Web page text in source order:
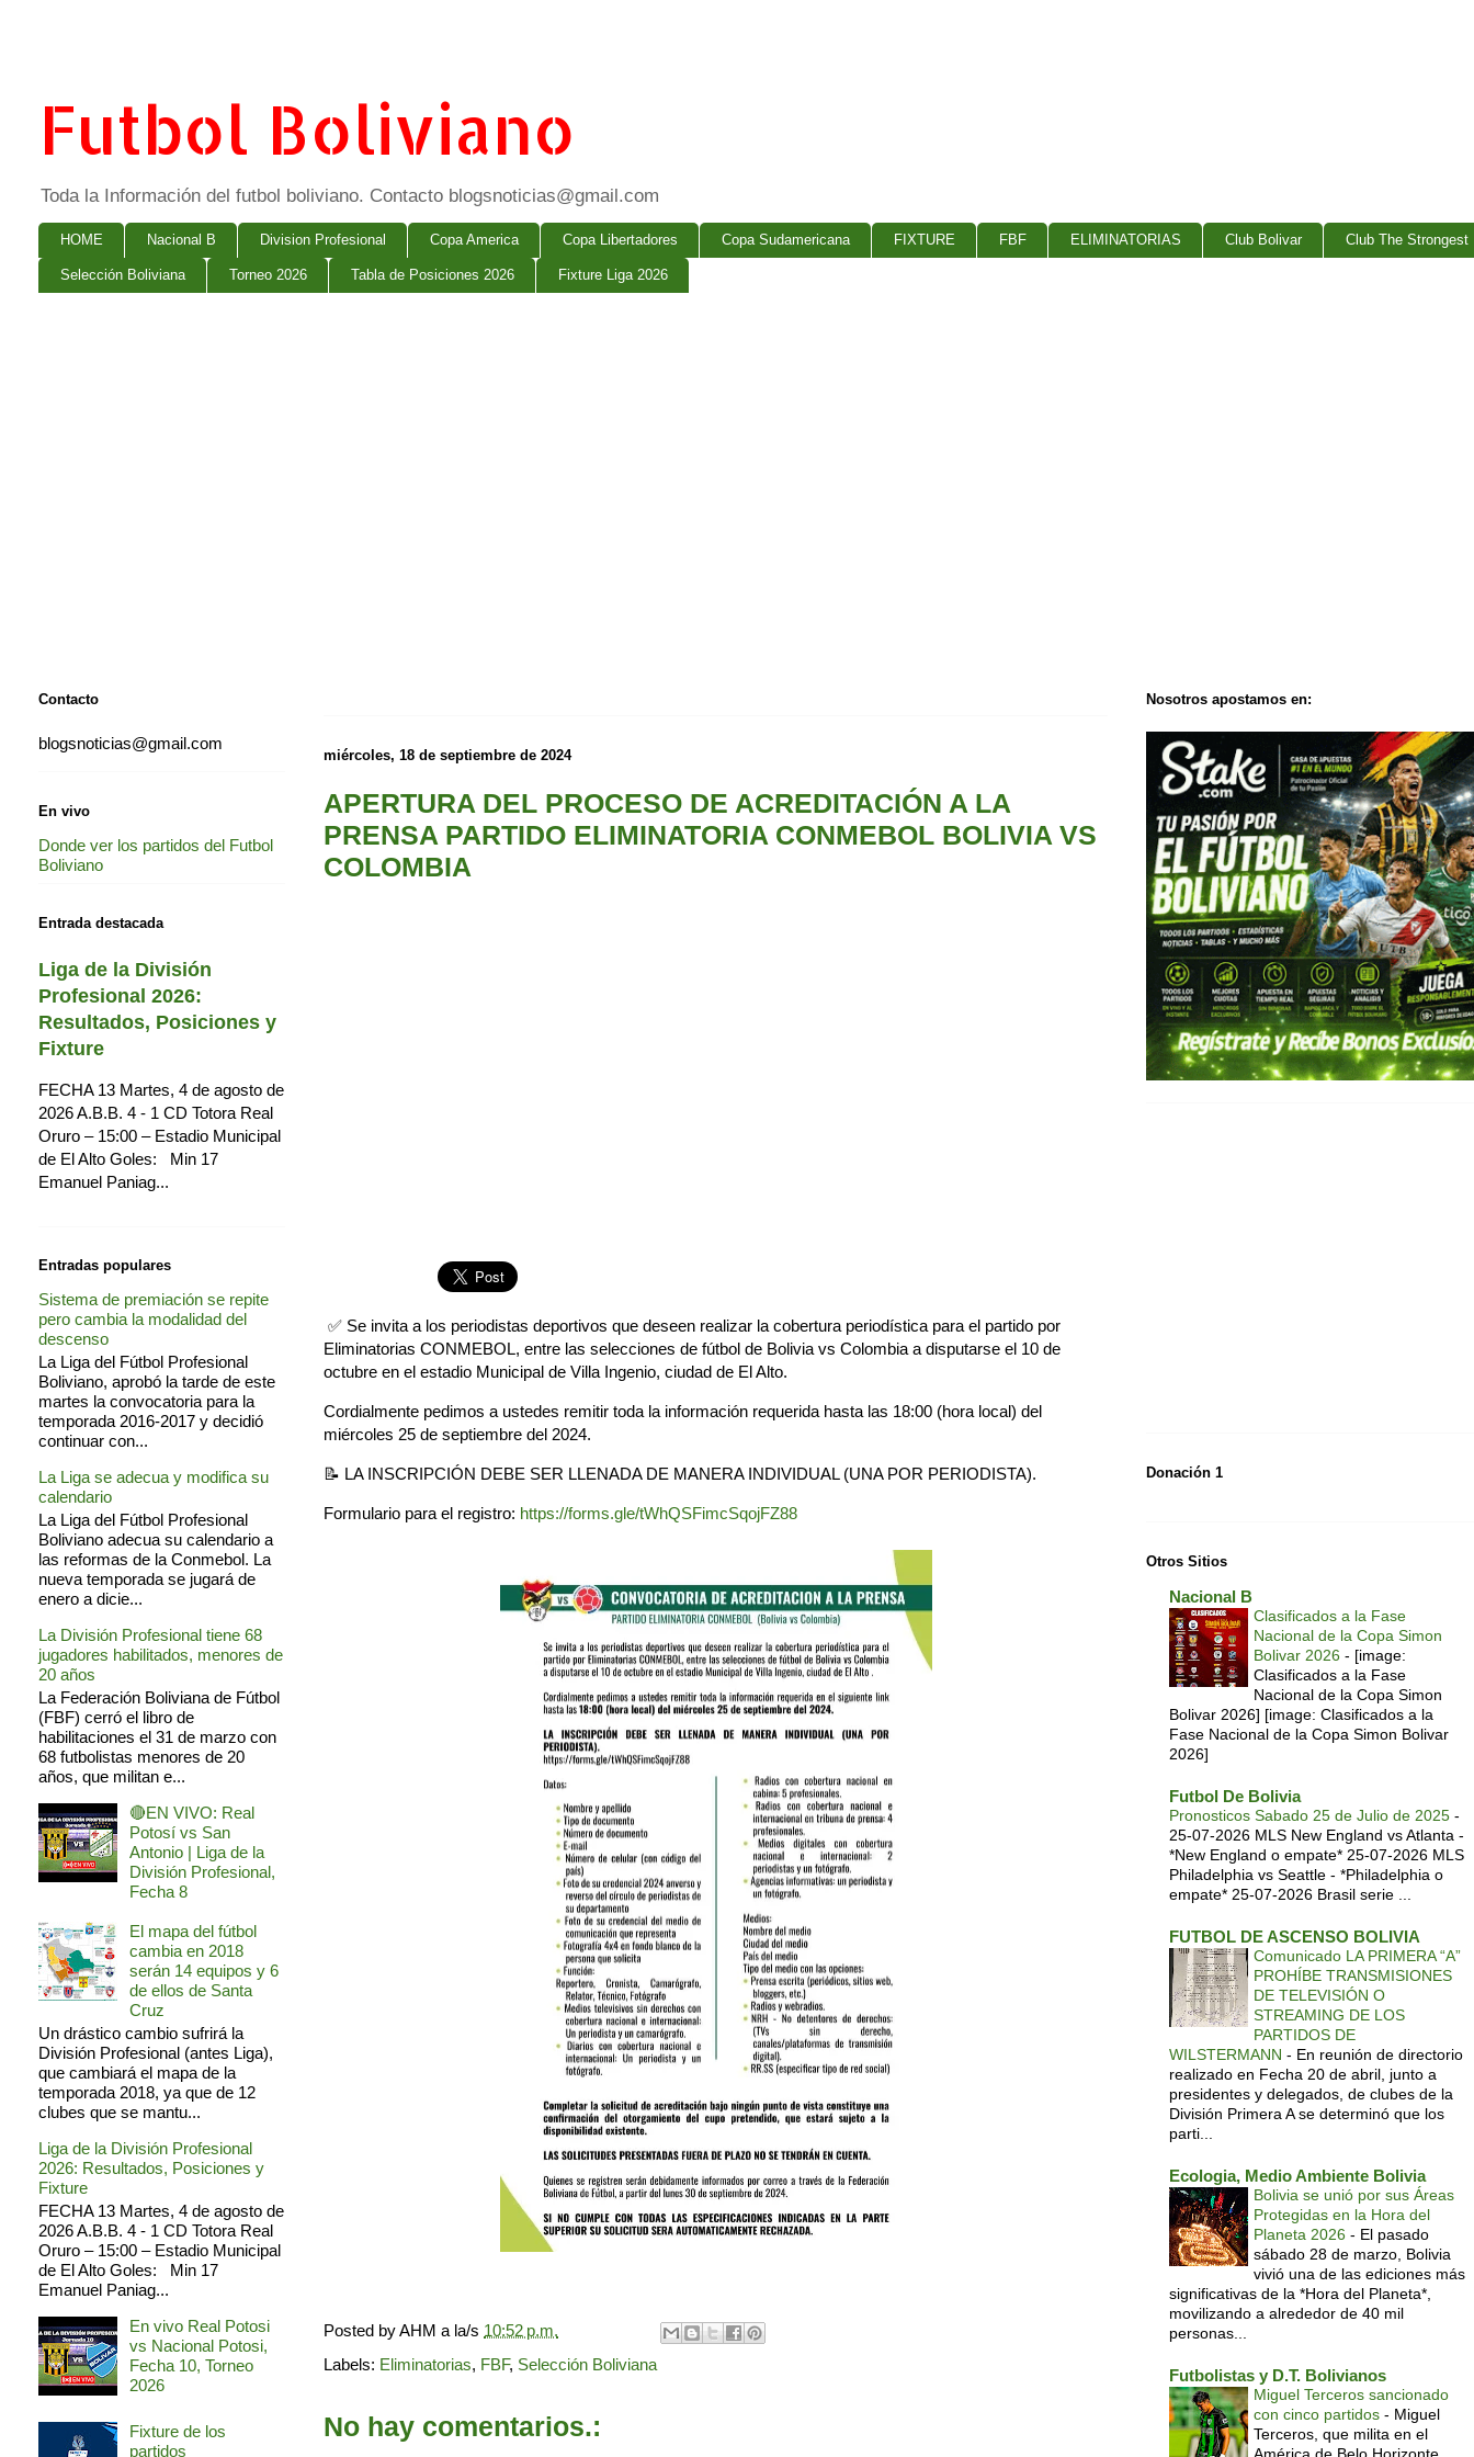
Futbol Boliviano
Toda la Información del futbol boliviano. Contacto blogsnoticias@gmail.com
HOME Nacional B Division Profesional Copa America Copa Libertadores Copa Sudamericana FIXTURE FBF ELIMINATORIAS Club Bolivar Club The Strongest
Selección Boliviana Torneo 2026 Tabla de Posiciones 2026 Fixture Liga 2026
miércoles, 18 de septiembre de 2024
APERTURA DEL PROCESO DE ACREDITACIÓN A LA
PRENSA PARTIDO ELIMINATORIA CONMEBOL BOLIVIA VS
COLOMBIA
✅ Se invita a los periodistas deportivos que deseen realizar la cobertura periodística para el partido por
Eliminatorias CONMEBOL, entre las selecciones de fútbol de Bolivia vs Colombia a disputarse el 10 de
octubre en el estadio Municipal de Villa Ingenio, ciudad de El Alto.
Cordialmente pedimos a ustedes remitir toda la información requerida hasta las 18:00 (hora local) del
miércoles 25 de septiembre del 2024.
📝 LA INSCRIPCIÓN DEBE SER LLENADA DE MANERA INDIVIDUAL (UNA POR PERIODISTA).
Formulario para el registro: https://forms.gle/tWhQSFimcSqojFZ88
Posted byAHM a la/s 10:52 p.m.
Labels: Eliminatorias, FBF, Selección Boliviana
No hay comentarios.:
Contacto
blogsnoticias@gmail.com
En vivo
Donde ver los partidos del Futbol
Boliviano
Entrada destacada
Liga de la División
Profesional 2026:
Resultados, Posiciones y
Fixture
FECHA 13 Martes, 4 de agosto de
2026 A.B.B. 4 - 1 CD Totora Real
Oruro – 15:00 – Estadio Municipal
de El Alto Goles: Min 17
Emanuel Paniag...
Entradas populares
Sistema de premiación se repite
pero cambia la modalidad del
descenso
La Liga del Fútbol Profesional
Boliviano, aprobó la tarde de este
martes la convocatoria para la
temporada 2016-2017 y decidió
continuar con...
La Liga se adecua y modifica su
calendario
La Liga del Fútbol Profesional
Boliviano adecua su calendario a
las reformas de la Conmebol. La
nueva temporada se jugará de
enero a dicie...
La División Profesional tiene 68
jugadores habilitados, menores de
20 años
La Federación Boliviana de Fútbol
(FBF) cerró el libro de
habilitaciones el 31 de marzo con
68 futbolistas menores de 20
años, que militan e...
🔴EN VIVO: Real
Potosí vs San
Antonio | Liga de la
División Profesional,
Fecha 8
El mapa del fútbol
cambia en 2018
serán 14 equipos y 6
de ellos de Santa
Cruz
Un drástico cambio sufrirá la
División Profesional (antes Liga),
que cambiará el mapa de la
temporada 2018, ya que de 12
clubes que se mantu...
Liga de la División Profesional
2026: Resultados, Posiciones y
Fixture
FECHA 13 Martes, 4 de agosto de
2026 A.B.B. 4 - 1 CD Totora Real
Oruro – 15:00 – Estadio Municipal
de El Alto Goles: Min 17
Emanuel Paniag...
En vivo Real Potosi
vs Nacional Potosi,
Fecha 10, Torneo
2026
Fixture de los
partidos
Nosotros apostamos en:
Donación 1
Otros Sitios
Nacional B
Clasificados a la Fase
Nacional de la Copa Simon
Bolivar 2026 - [image:
Clasificados a la Fase
Nacional de la Copa Simon
Bolivar 2026] [image: Clasificados a la
Fase Nacional de la Copa Simon Bolivar
2026]
Futbol De Bolivia
Pronosticos Sabado 25 de Julio de 2025 -
25-07-2026 MLS New England vs Atlanta -
*New England o empate* 25-07-2026 MLS
Philadelphia vs Seattle - *Philadelphia o
empate* 25-07-2026 Brasil serie ...
FUTBOL DE ASCENSO BOLIVIA
Comunicado LA PRIMERA “A”
PROHÍBE TRANSMISIONES
DE TELEVISIÓN O
STREAMING DE LOS
PARTIDOS DE
WILSTERMANN - En reunión de directorio
realizado en Fecha 20 de abril, junto a
presidentes y delegados, de clubes de la
División Primera A se determinó que los
parti...
Ecologia, Medio Ambiente Bolivia
Bolivia se unió por sus Áreas
Protegidas en la Hora del
Planeta 2026 - El pasado
sábado 28 de marzo, Bolivia
vivió una de las ediciones más
significativas de la *Hora del Planeta*,
movilizando a alrededor de 40 mil
personas...
Futbolistas y D.T. Bolivianos
Miguel Terceros sancionado
con cinco partidos - Miguel
Terceros, que milita en el